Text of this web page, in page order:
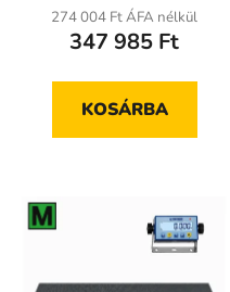
274 004 Ft ÁFA nélkül
347 985 Ft
KOSÁRBA